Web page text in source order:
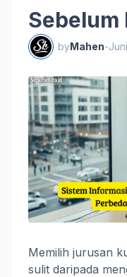
Sebelum
byMahen-
Memilih jurusan
sulit daripada